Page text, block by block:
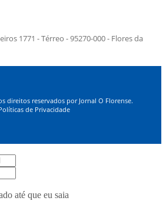
1771 - Térreo - 95270-000 - Flores da
direitos reservados por Jornal O Florense.
de Privacidade
até que eu saia